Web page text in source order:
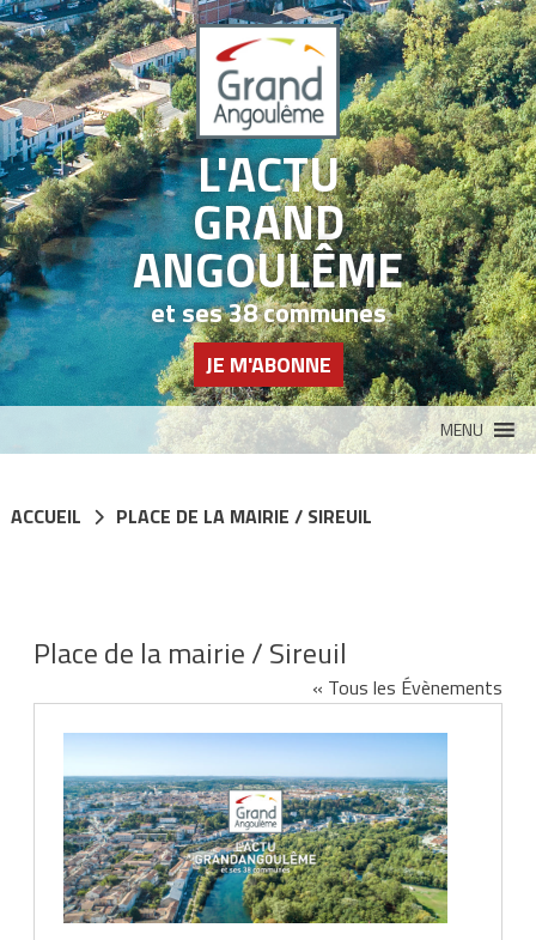
L'ACTU
GRAND
ANGOULÊME
et ses 38 communes
JE M'ABONNE
MENU
ACCUEIL PLACE DE LA MAIRIE / SIREUIL
Place de la mairie / Sireuil
« Tous les Évènements
Panneau de gestion des cookies